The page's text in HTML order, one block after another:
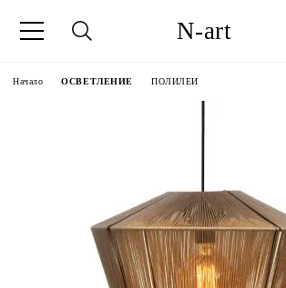
N-art
Начало ОСВЕТЛЕНИЕ ПОЛИЛЕИ